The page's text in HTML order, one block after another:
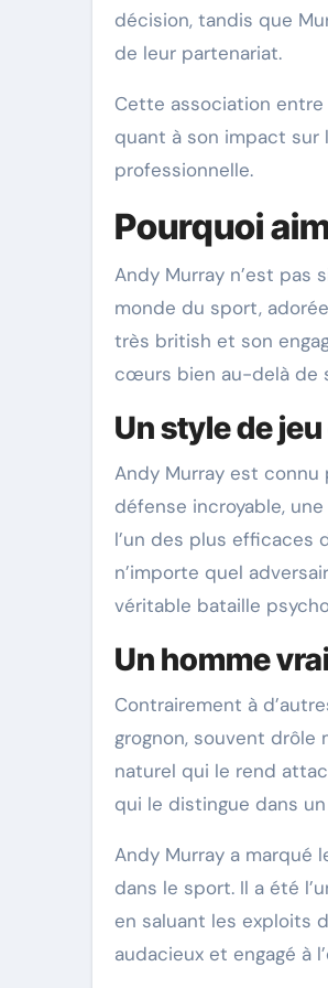
décision, tandis que
de leur partenariat. ​
Cette association
quant à son impact sur
professionnelle.
Pourquoi
Andy Murray n’est pas
monde du sport,
très british et son
cœurs bien au-delà de
Un style de
Andy Murray est
défense incroyable,
l’un des plus efficaces
n’importe quel
véritable bataille
Un homme
Contrairement à
grognon, souvent drôle
naturel qui le rend
qui le distingue dans
Andy Murray a marqué
dans le sport. Il a été
en saluant les exploits
audacieux et engagé à